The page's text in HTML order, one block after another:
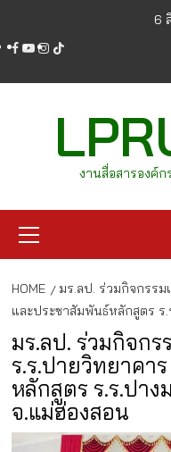
content
6
facebook
youtube
instagram
tiktok
งานสื่อสารองค์
Menu
HOME
มร.ลป. ร่วมกิจกรร
และประชาสัมพันธ์หลักสูตร ร
มร.ลป. ร่วมกิจก
ร.ร.ปายวิทยาคา
หลักสูตร ร.ร.ปา
จ.แม่ฮ่องสอน